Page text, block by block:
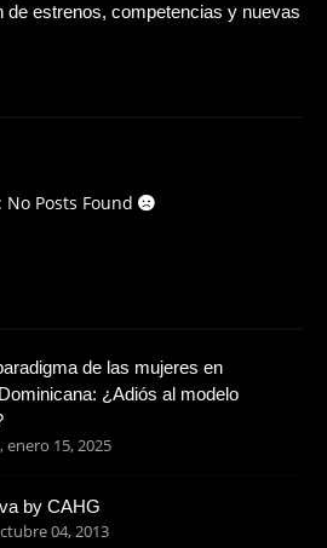
de estrenos, competencias y nuevas
No Posts Found
de las mujeres en
¿Adiós al modelo
enero 15, 2025
by CAHG
04, 2013